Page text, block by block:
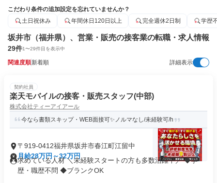
こだわり条件の追加設定を忘れていませんか？
土日祝休み
年間休日120日以上 完全週休2日制 学歴
坂井市（福井県）、営業・販売の接客業の転職・求人情報
29件1〜29件目を表示中
関連度順新着順 詳細表示
契約社員
楽天モバイルの接客・販売スタッフ(中部)
株式会社ティーアイアール
今なら書類スキップ・WEB面接可✨️ノルマなし/未経験可/h
〒919-0412福井県坂井市春江町江留中
月給28万円～32万円
求めている人材 ＼未経験スタートの方も多数活躍中／ ◆学
歴・職歴不問 ◆ブランクOK